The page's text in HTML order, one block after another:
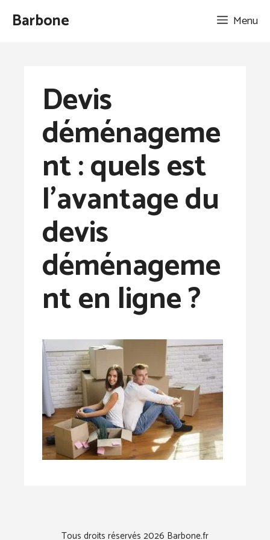
AllerBarbone Menu
Devis
déménageme
nt : quels est
l’avantage du
devis
déménageme
nt en ligne ?
Tous droits réservés 2026 Barbone.fr